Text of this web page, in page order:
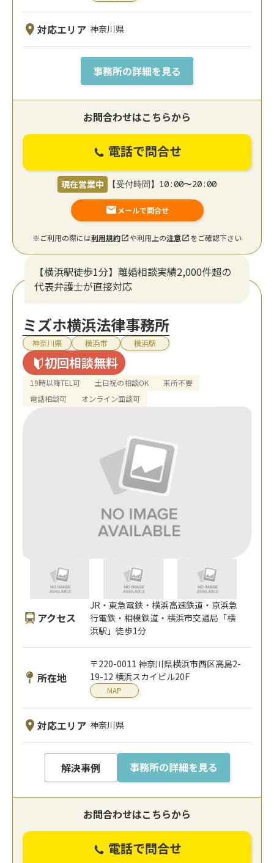
対応エリア 神奈川県
事務所の詳細を見る
お問合わせはこちらから
電話で問合せ
現在営業中 【受付時間】10:00〜20:00
メールで問合せ
※ご利用の際には利用規約 や利用上の注意 をご確認下さい
【横浜駅徒歩1分】離婚相談実績2,000件超の
代表弁護士が直接対応
ミズホ横浜法律事務所
神奈川県 横浜市 横浜駅
初回相談無料
19時以降TEL可 土日祝の相談OK
来所不要
電話相談可
オンライン面談可
アクセス
JR・東急電鉄・横浜高速鉄道・京浜急
行電鉄・相模鉄道・横浜市交通局「横
浜駅」徒歩1分
所在地
〒220-0011 神奈川県横浜市西区高島2-
19-12 横浜スカイビル20F
MAP
対応エリア 神奈川県
解決事例 事務所の詳細を見る
お問合わせはこちらから
電話で問合せ